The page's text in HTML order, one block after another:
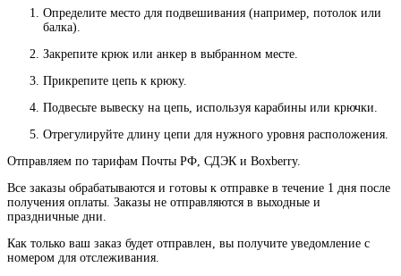
Определите место для подвешивания (например, потолок или
балка).
Закрепите крюк или анкер в выбранном месте.
Прикрепите цепь к крюку.
Подвесьте вывеску на цепь, используя карабины или крючки.
Отрегулируйте длину цепи для нужного уровня расположения.
Отправляем по тарифам Почты РФ, СДЭК и Boxberry.
Все заказы обрабатываются и готовы к отправке в течение 1 дня после
получения оплаты Заказы не отправляются в выходные и
праздничные дни
Как только ваш заказ будет отправлен вы получите уведомление с
номером для отслеживания